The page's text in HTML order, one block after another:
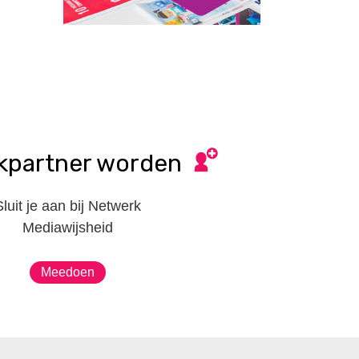
worden
je aan bij Netwerk
Mediawijsheid
Meedoen